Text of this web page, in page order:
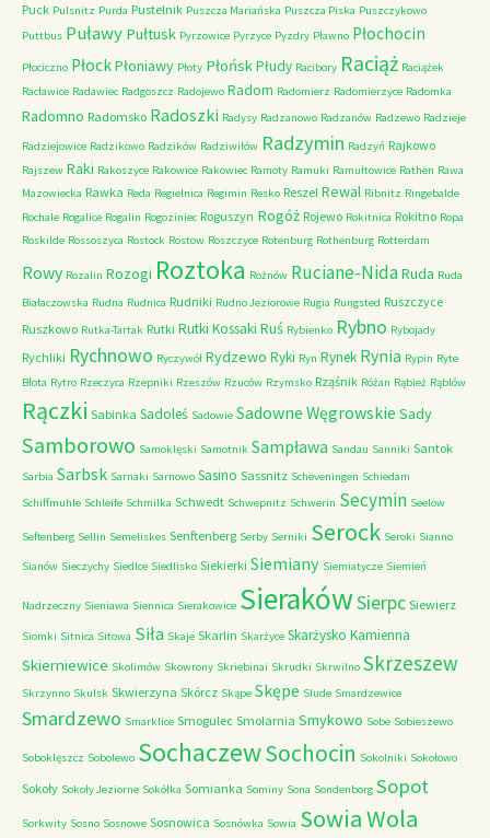
Puck Pulsnitz Purda Pustelnik Puszcza Mariańska Puszcza Piska Puszczykowo
Puttbus Puławy Pułtusk Pyrzowice Pyrzyce Pyzdry Pławno Płochocin
Płociczno PłockPłoniawy Płoty PłońskPłudy Racibory Raciąż Raciążek
Racławice Radawiec Radgoszcz Radojewo Radom Radomierz Radomierzyce Radomka
Radomno Radomsko Radoszki Radysy Radzanowo Radzanów Radzewo Radzieje
Radziejowice Radzikowo Radzików Radziwiłów Radzymin Radzyń Rajkowo
Rajszew Raki Rakoszyce Rakowice Rakowiec Ramoty Ramuki Ramułtowice Rathen Rawa
Mazowiecka Rawka Reda Regielnica Regimin Resko Reszel Rewal Ribnitz Ringebalde
Rochale Rogalice Rogalin Rogoziniec Roguszyn Rogóż Rojewo Rokitnica Rokitno Ropa
Roskilde Rossoszyca Rostock Rostow Roszczyce Rotenburg Rothenburg Rotterdam
Rowy Rozalin Rozogi Roztoka Rożnów Ruciane-NidaRuda Ruda
Białaczowska Rudna Rudnica Rudniki Rudno Jeziorowe Rugia Rungsted Ruszczyce
Ruszkowo Rutka-Tartak Rutki Rutki Kossaki Ruś Rybienko Rybno Rybojady
Rychliki Rychnowo Ryczywół Rydzewo Ryki Ryn Rynek Rynia Rypin Ryte
Błota Rytro Rzeczyca Rzepniki Rzeszów Rzuców Rzymsko Rząśnik Różan Rąbież Rąblów
Rączki Sabinka Sadoleś Sadowie Sadowne Węgrowskie Sady
Samborowo Samoklęski Samotnik Sampława Sandau Sanniki Santok
Sarbia Sarbsk Sarnaki Sarnowo Sasino Sassnitz Scheveningen Schiedam
Schiffmuhle Schleife Schmilka Schwedt Schwepnitz Schwerin Secymin Seelow
Seftenberg Sellin Semeliskes Senftenberg Serby Serniki Serock Seroki Sianno
Sianów Sieczychy Siedlce Siedlisko Siekierki Siemiany Siemiatycze Siemień
Nadrzeczny Sieniawa Siennica Sierakowice SierakówSierpc Siewierz
Siomki Sitnica Sitowa Siła Skaje Skarlin Skarżyce Skarżysko Kamienna
Skierniewice Skolimów Skowrony Skriebinai Skrudki Skrwilno Skrzeszew
Skrzynno Skulsk Skwierzyna Skórcz Skąpe Skępe Slude Smardzewice
Smardzewo Smarklice Smogulec Smolarnia Smykowo Sobe Sobieszewo
Soboklęszcz Sobolewo SochaczewSochocin Sokolniki Sokołowo
Sokoły Sokoły Jeziorne Sokółka Somianka Sominy Sona Sondenborg Sopot
Sorkwity Sosno Sosnowe Sosnowica Sosnówka Sowia Sowia Wola